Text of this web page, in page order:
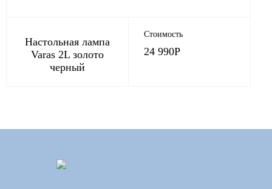
Настольная лампа
Varas 2L золото
черный
Стоимость
24 990Р